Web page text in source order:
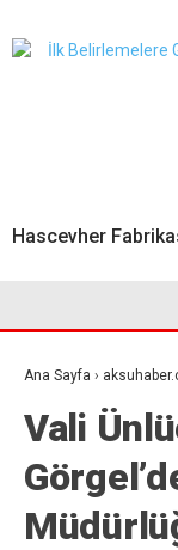
Hascevher
Ana Sayfa ›
Vali